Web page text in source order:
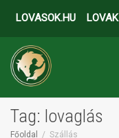
LOVASOK.HU LOVAK
Tag: lovaglás
Főoldal Szállás